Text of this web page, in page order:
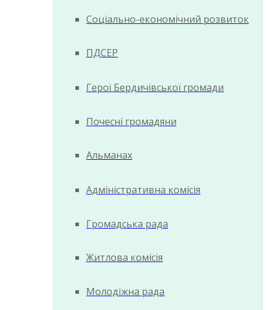
Соціально-економічний розвиток
ПДСЕР
Герої Бердичівської громади
Почесні громадяни
Альманах
Адміністративна комісія
Громадська рада
Житлова комісія
Молодіжна рада